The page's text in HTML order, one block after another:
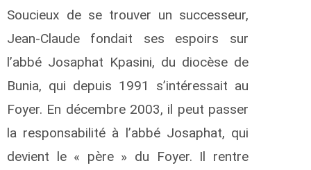
Soucieux de se trouver un successeur,
Jean-Claude fondait ses espoirs sur
l’abbé Josaphat Kpasini, du diocèse de
Bunia, qui depuis 1991 s’intéressait au
Foyer. En décembre 2003, il peut passer
la responsabilité à l’abbé Josaphat, qui
devient le « père » du Foyer. Il rentre